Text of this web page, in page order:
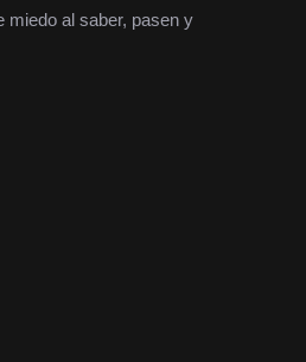
miedo al saber, pasen y